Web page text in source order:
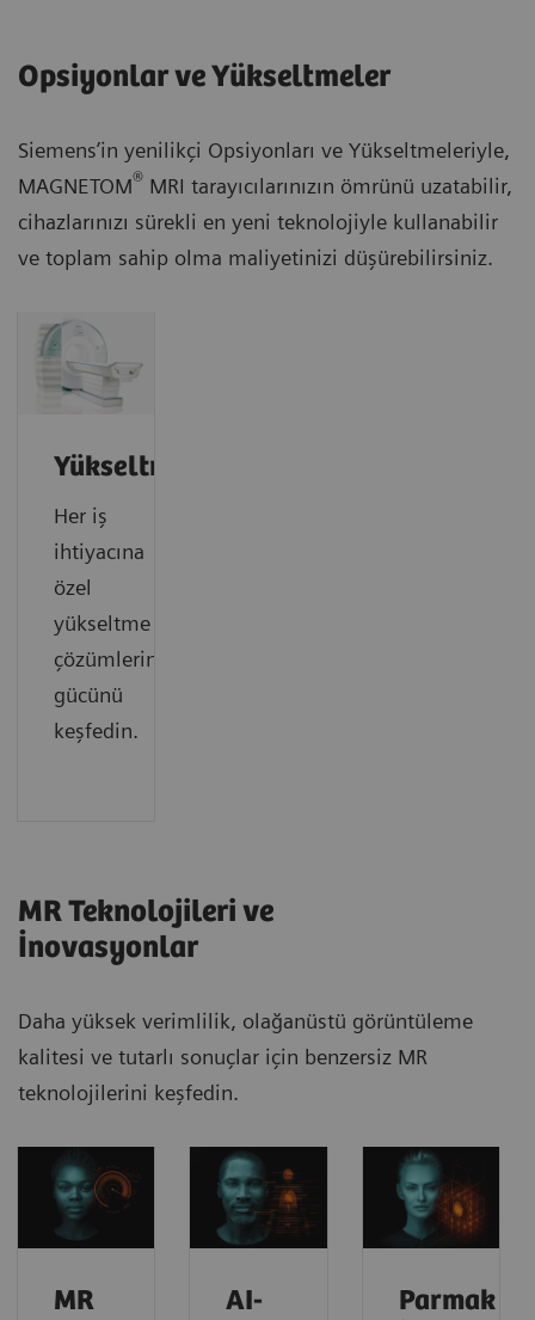
Opsiyonlar ve Yükseltmeler
Siemens’in yenilikçi Opsiyonları ve Yükseltmeleriyle,
MAGNETOM® MRI tarayıcılarınızın ömrünü uzatabilir,
cihazlarınızı sürekli en yeni teknolojiyle kullanabilir
ve toplam sahip olma maliyetinizi düşürebilirsiniz.
Yükseltmeler
Her iş
ihtiyacına
özel
yükseltme
çözümlerinin
gücünü
keşfedin.
MR Teknolojileri ve
İnovasyonlar
Daha yüksek verimlilik, olağanüstü görüntüleme
kalitesi ve tutarlı sonuçlar için benzersiz MR
teknolojilerini keşfedin.
MR
AI-
Parmak